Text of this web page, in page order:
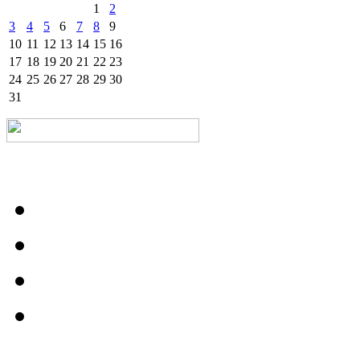
1
2
3
4 5 6 7 8
9
10 11 12 13 14 15 16
17 18 19 20 21 22 23
24 25 26 27 28 29 30
31